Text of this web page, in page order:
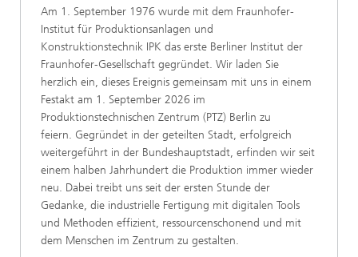
Am 1. September 1976 wurde mit dem Fraunhofer-
Institut für Produktionsanlagen und
Konstruktionstechnik IPK das erste Berliner Institut der
Fraunhofer-Gesellschaft gegründet. Wir laden Sie
herzlich ein, dieses Ereignis gemeinsam mit uns in einem
Festakt am 1. September 2026 im
Produktionstechnischen Zentrum (PTZ) Berlin zu
feiern. Gegründet in der geteilten Stadt, erfolgreich
weitergeführt in der Bundeshauptstadt, erfinden wir seit
einem halben Jahrhundert die Produktion immer wieder
neu. Dabei treibt uns seit der ersten Stunde der
Gedanke, die industrielle Fertigung mit digitalen Tools
und Methoden effizient, ressourcenschonend und mit
dem Menschen im Zentrum zu gestalten.